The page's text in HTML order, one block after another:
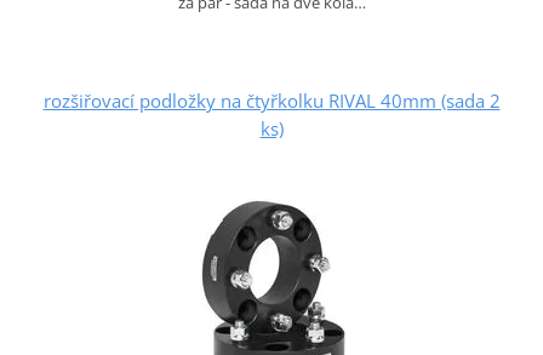
rozšiřovací podložky na čtyřkolku RIVAL 40mm (sada 2
ks)